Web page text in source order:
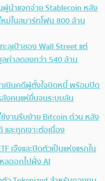
ผู้นำแจกจ่าย Stablecoin หลัง
หม่ในสมาร์ทโฟน 800 ล้าน
ะลุเป้าของ Wall Street แต่
ค่าลดลงกว่า 540 ล้าน
เนินคดีผู้ตั้งใจบิดหนี้ พร้อมปิด
งคนแห่ยื่นจนระบบล้น
งานรีบย้าย Bitcoin ด่วน หลัง
ละถูกเจาะต่อเนื่อง
เจ๊งและปิดตัวเป็นแห่งแรกใน
ลออกไปฝั่ง AI